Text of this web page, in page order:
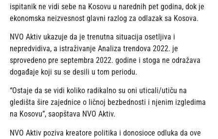
ispitanik ne vidi sebe na Kosovu u narednih pet godina, dok je
ekonomska neizvesnost glavni razlog za odlazak sa Kosova.
NVO Aktiv ukazuje da je trenutna situacija osetljiva i
nepredvidiva, a istraživanje Analiza trendova 2022. je
sprovedeno pre septembra 2022. godine i stoga ne odražava
događaje koji su se desili u tom periodu.
“Ostaje da se vidi koliko radikalno su oni uticali/utiču na
gledišta šire zajednice o ličnoj bezbednosti i njenim izgledima
na Kosovu”, saopštava NVO Aktiv.
NVO Aktiv poziva kreatore politika i donosioce odluka da ove